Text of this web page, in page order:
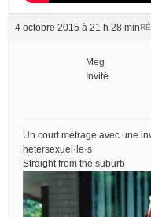
4 octobre 2015 à 21 h 28 min
Meg
Invité
Un court métrage avec une
hétérsexuel·le·s
Straight from the suburb